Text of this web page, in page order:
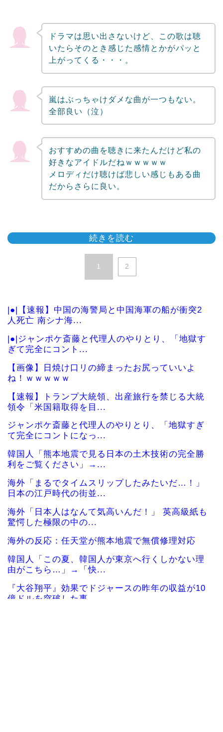
ドラマは思い出さないけど、この歌は聴
いたらそのとき感じた感情とかがパッと
上がってくる・・・。
嵐はぶっちゃけダメな曲が一つもない。
全部良い（泣）
おすすめの曲を聴きに来たんだけど私の
好きなアイドルだねｗｗｗｗｗ
メロディだけ聴けば悲しい感じもある曲
だからさらに良い。
続きを読む
1 2
|●|【速報】中国の海警局と中国海軍の船が衝突2
人死亡 南シナ海...
|●|ジャンポケ斎藤と代理人のやりとり、「地獄す
ぎて完全にコント...
【画像】日焼け口リの締まったお尻っていいよ
ね！ｗｗｗｗｗ
【速報】トランプ大統領、出産旅行を禁じる大統
領令「米国籍取得を目...
ジャンポケ斎藤と代理人のやりとり、「地獄すぎ
て完全にコントになっ...
韓国人「熊本地震で見る日本の土木技術の完全勝
利をご覧ください」→...
海外「まるでタイムスリップしたみたいだ…！」
日本の江戸時代の街並...
海外「日本人はなんて気高いんだ！」 英高級紙も
驚愕した極限の中の...
海外の反応：任天堂が熊本地震で無償修理対応
韓国人「この夏、韓国人が東京へ行くしかない理
由がこちら…」→「快...
『大谷翔平』効果でドジャースの昨年の収益が10
億ドルを突破した事...